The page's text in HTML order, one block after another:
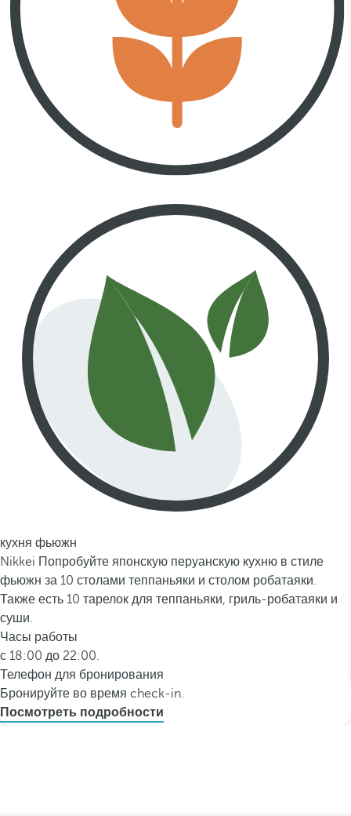
кухня фьюжн
Nikkei Попробуйте японскую перуанскую кухню в стиле
фьюжн за 10 столами теппаньяки и столом робатаяки.
Также есть 10 тарелок для теппаньяки, гриль-робатаяки и
суши.
Часы работы
с 18:00 до 22:00.
Телефон для бронирования
Бронируйте во время check-in.
Посмотреть подробности